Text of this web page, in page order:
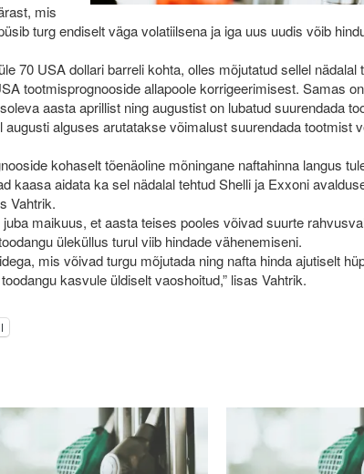
mis
turg endiselt väga volatiilsena ja iga uus uudis võib
70 USA dollari barreli kohta, olles mõjutatud sellel nädalal
tootmisprognooside allapoole korrigeerimisest. Samas
aasta aprillist ning augustist on lubatud suurendada
alguses arutatakse võimalust suurendada tootmist
kohaselt tõenäoline mõningane naftahinna langus
kaasa aidata ka sel nädalal tehtud Shelli ja Exxoni
Vahtrik.
maikuus, et aasta teises pooles võivad suurte
üleküllus turul viib hindade vähenemiseni.
mis võivad turgu mõjutada ning nafta hinda ajutiselt
kasvule üldiselt vaoshoitud,” lisas Vahtrik.